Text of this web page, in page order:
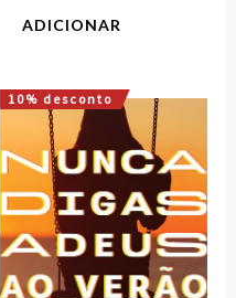
ADICIONAR
10% desconto
O
preço
original
era:
8,00 €.
O
preço
atual
é:
7,20 €.